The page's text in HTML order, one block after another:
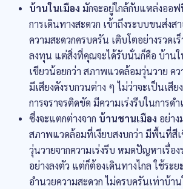
บ้านในเมือง มักจะอยู่ใกล้กับแหล่งออ
การเดินทางสะดวก เข้าถึงระบบขนส่งส
ความสะดวกครบครัน เติบโตอย่างรวดเ
ลงทุน แต่สิ่งที่คุณจะได้รับนั่นก็คือ บ้าน
เขียวน้อยกว่า สภาพแวดล้อมวุ่นวาย ค
มีเสียงดังรบกวนต่าง ๆ ไม่ว่าจะเป็นเสี
การจราจรติดขัด มีความเร่งรีบในการด
ซึ่งจะแตกต่างจาก บ้านชานเมือง อย่าง
สภาพแวดล้อมที่เงียบสงบกว่า มีพื้นที่สีเ
วุ่นวายจากความเร่งรีบ หมดปัญหาเรื่อง
อย่างลงตัว แต่ก็ต้องเดินทางไกล ใช้ระย
อำนวยความสะดวก ไม่ครบครันเท่าบ้าน